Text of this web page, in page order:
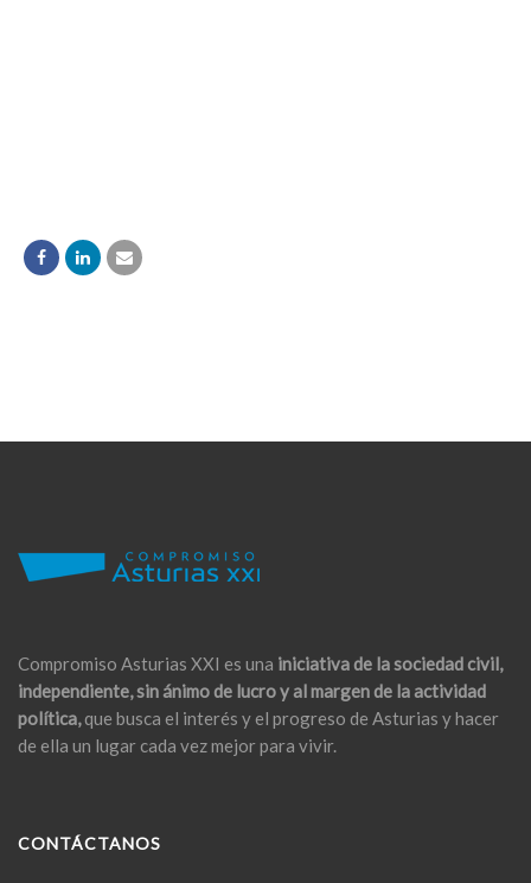
Compromiso Asturias XXI es una iniciativa de la sociedad civil,
independiente, sin ánimo de lucro y al margen de la actividad
política,que busca el interés y el progreso de Asturias y hacer
de ella un lugar cada vez mejor para vivir.
CONTÁCTANOS